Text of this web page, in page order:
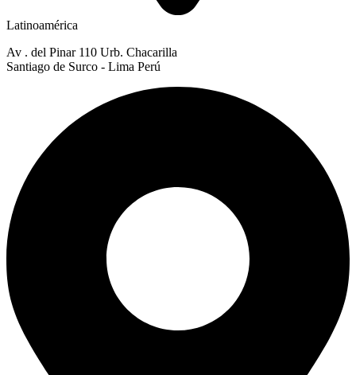
Latinoamérica
Av . del Pinar 110 Urb. Chacarilla
Santiago de Surco - Lima Perú